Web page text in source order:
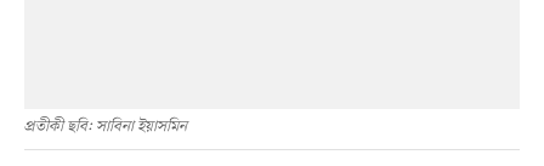
প্রতীকী ছবি: সাবিনা ইয়াসমিন